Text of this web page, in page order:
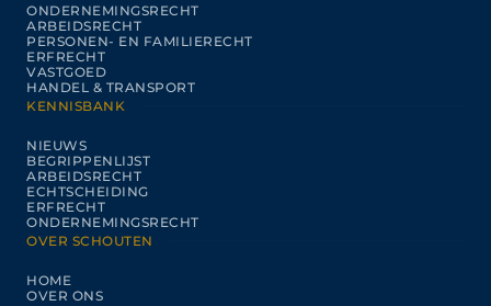
ONDERNEMINGSRECHT
ARBEIDSRECHT
PERSONEN- EN FAMILIERECHT
ERFRECHT
VASTGOED
HANDEL & TRANSPORT
KENNISBANK
NIEUWS
BEGRIPPENLIJST
ARBEIDSRECHT
ECHTSCHEIDING
ERFRECHT
ONDERNEMINGSRECHT
OVER SCHOUTEN
HOME
OVER ONS